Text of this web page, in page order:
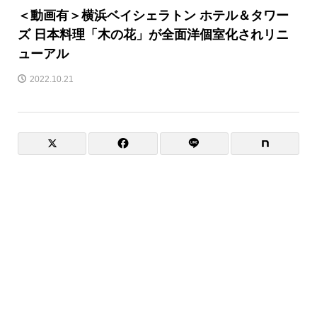
＜動画有＞横浜ベイシェラトン ホテル＆タワー
ズ 日本料理「木の花」が全面洋個室化されリニ
ューアル
2022.10.21